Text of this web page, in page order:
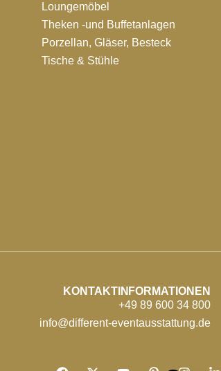
Loungemöbel
Theken -und Buffetanlagen
Porzellan, Gläser, Besteck
Tische & Stühle
KONTAKTINFORMATIONEN
+49 89 600 34 800
info@different-eventausstattung.de